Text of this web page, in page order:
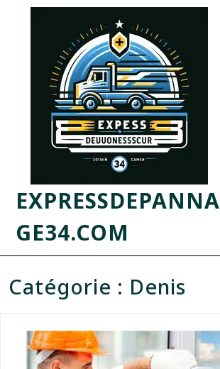
EXPRESSDEPANNA
GE34.COM
Catégorie : Denis